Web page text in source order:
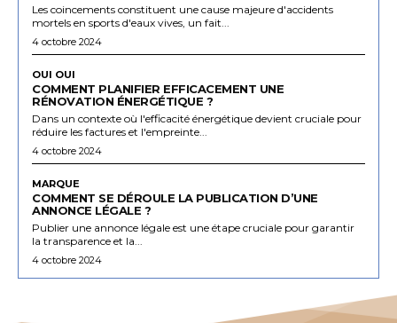
Les coincements constituent une cause majeure d'accidents
mortels en sports d'eaux vives, un fait...
4 octobre 2024
OUI OUI
COMMENT PLANIFIER EFFICACEMENT UNE
RÉNOVATION ÉNERGÉTIQUE ?
Dans un contexte où l'efficacité énergétique devient cruciale pour
réduire les factures et l'empreinte...
4 octobre 2024
MARQUE
COMMENT SE DÉROULE LA PUBLICATION D’UNE
ANNONCE LÉGALE ?
Publier une annonce légale est une étape cruciale pour garantir
la transparence et la...
4 octobre 2024